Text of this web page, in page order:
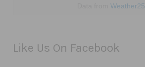
Weather25
Like Us On Facebook